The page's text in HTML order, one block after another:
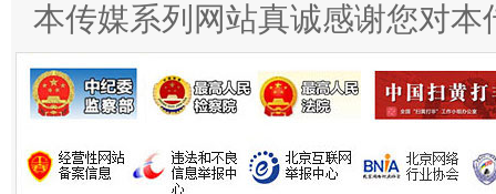
揭开“小金库”的免责幌子
本传媒系列网站真诚感谢您对